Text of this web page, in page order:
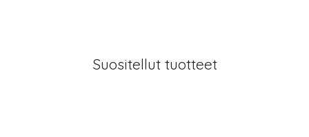
Suositellut tuotteet